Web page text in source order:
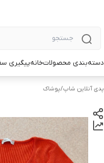
دسته‌بندی محصولاتخانهپیگیری
پدی آنلاین شاپ/پوشاک